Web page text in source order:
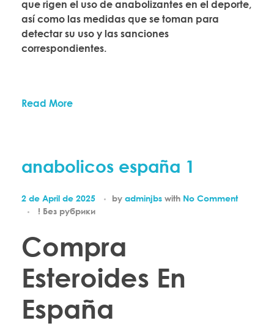
que rigen el uso de anabolizantes en el deporte,
así como las medidas que se toman para
detectar su uso y las sanciones
correspondientes.
Read More
anabolicos españa 1
2 de April de 2025 by adminjbs with No Comment
! Без рубрики
Compra
Esteroides En
España